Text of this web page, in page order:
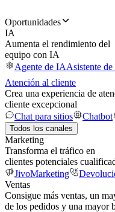
Oportunidades
IA
Aumenta el rendimiento del
equipo con IA
Agente de IAAsistente
Atención al cliente
Crea una experiencia de
cliente excepcional
Chat para sitios
Chatbot
Todos los canales
Marketing
Transforma el tráfico en
clientes potenciales
JivoMarketing
Ventas
Consigue más ventas, un
de los pedidos y una mayor